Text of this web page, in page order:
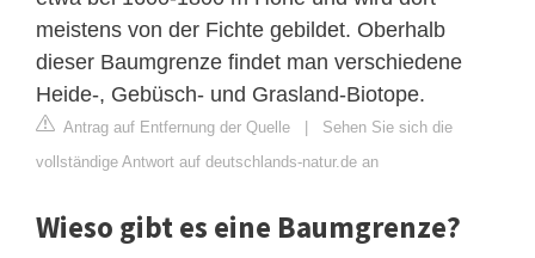
meistens von der Fichte gebildet. Oberhalb
dieser Baumgrenze findet man verschiedene
Heide-, Gebüsch- und Grasland-Biotope.
Antrag auf Entfernung der Quelle | Sehen Sie sich die
vollständige Antwort auf deutschlands-natur.de an
Wieso gibt es eine Baumgrenze?